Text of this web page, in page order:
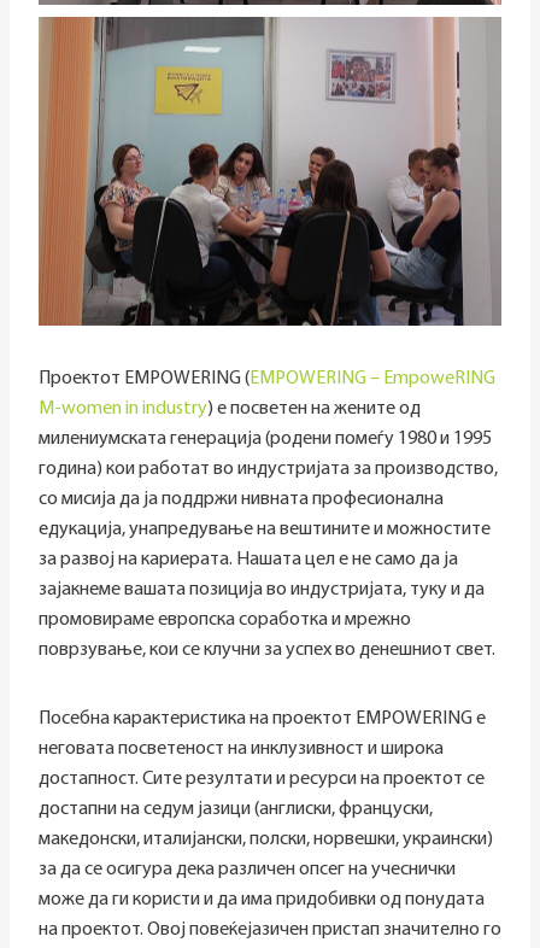
Проектот EMPOWERING (EMPOWERING – EmpoweRING
M-women in industry) е посветен на жените од
милениумската генерација (родени помеѓу 1980 и 1995
година) кои работат во индустријата за производство,
со мисија да ја поддржи нивната професионална
едукација, унапредување на вештините и можностите
за развој на кариерата. Нашата цел е не само да ја
зајакнеме вашата позиција во индустријата, туку и да
промовираме европска соработка и мрежно
поврзување, кои се клучни за успех во денешниот свет.
Посебна карактеристика на проектот EMPOWERING е
неговата посветеност на инклузивност и широка
достапност. Сите резултати и ресурси на проектот се
достапни на седум јазици (англиски, француски,
македонски, италијански, полски, норвешки, украински)
за да се осигура дека различен опсег на учеснички
може да ги користи и да има придобивки од понудата
на проектот. Овој повеќејазичен пристап значително го